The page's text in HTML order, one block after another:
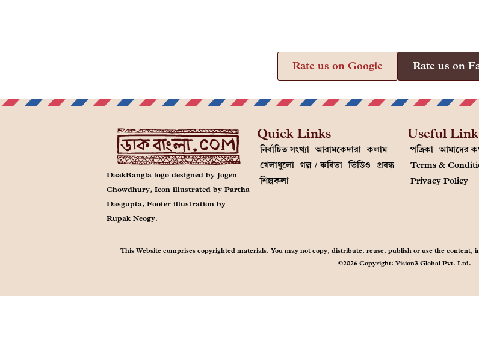
Rate us on Google Rate us on
DaakBangla logo designed by Jogen
Chowdhury, Icon illustrated by Partha
Dasgupta, Footer illustration by
Rupak Neogy.
Quick Links
নির্বাচিত সংখ্যা আরামকেদারা কলাম
খেলাধুলো গল্প / কবিতা ভিডিও প্রবন্ধ
শিল্পকলা
Useful
পত্রিকা আমাদের
Terms &
Privacy Policy
This Website comprises copyrighted materials. You may not copy, distribute, reuse, publish or use the content,
©2026 Copyright: Vision3 Global Pvt. Ltd.